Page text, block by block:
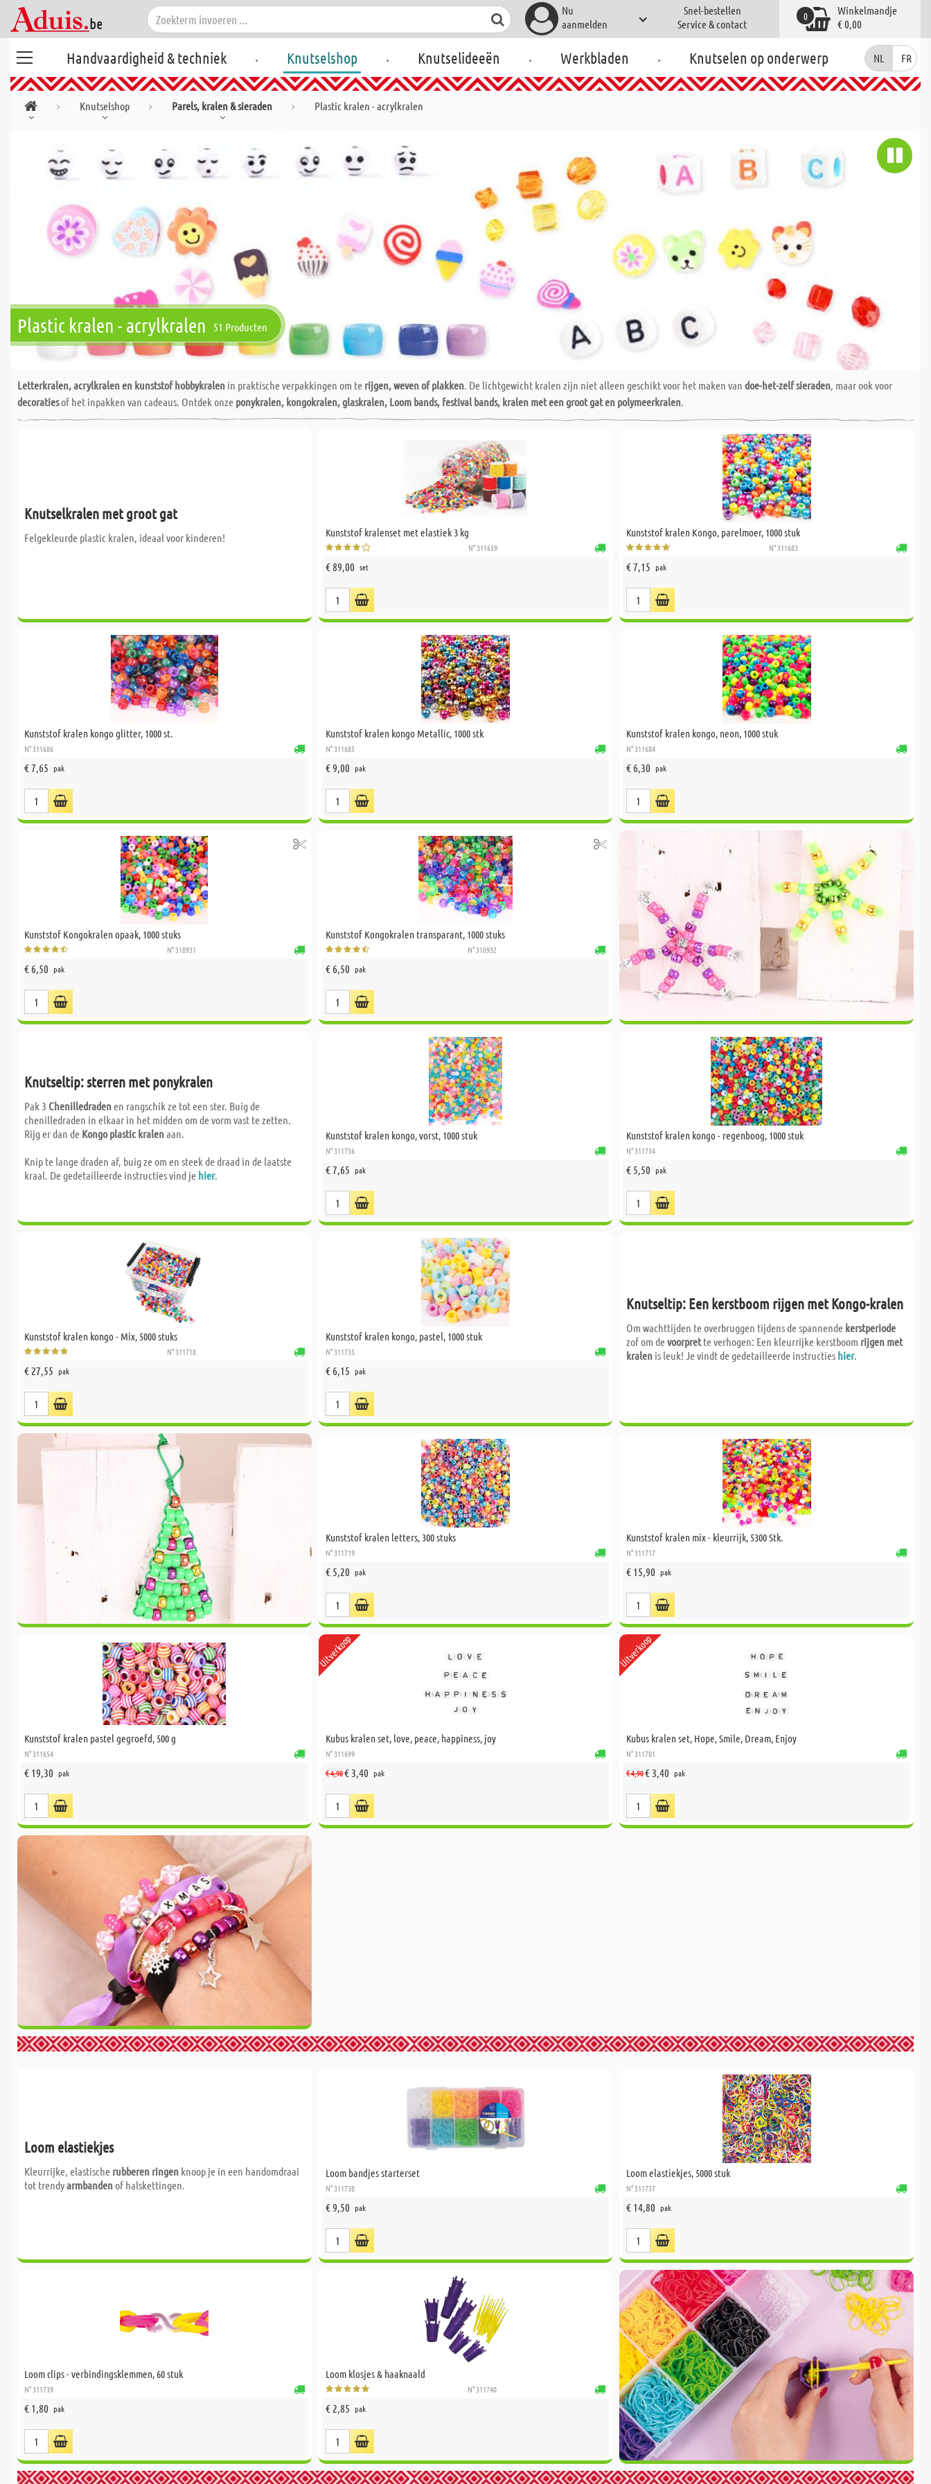
Nu
aanmelden
Snel-bestellen
Service & contact
Winkelmandje
€ 0,00
0
Handvaardigheid & techniek . Knutselshop . Knutselideeën . Werkbladen . Knutselen op onderwerp NL FR
Knutselshop Parels, kralen & sieraden Plastic kralen - acrylkralen
Plastic kralen - acrylkralen 51 Producten
Letterkralen, acrylkralen en kunststof hobbykralen in praktische verpakkingen om te rijgen, weven of plakken. De lichtgewicht kralen zijn niet alleen geschikt voor het maken van doe-het-zelf sieraden, maar ook voor
decoratiesof het inpakken van cadeaus. Ontdek onze ponykralen, kongokralen, glaskralen, Loom bands, festival bands, kralen met een groot gat en polymeerkralen.
Knutselkralen met groot gat
Felgekleurde plastic kralen, ideaal voor kinderen! Kunststof kralenset met elastiek 3 kg
N° 311659
€ 89,00 set
Kunststof kralen Kongo, parelmoer, 1000 stuk
N° 311683
€ 7,15 pak
Kunststof kralen kongo glitter, 1000 st.
N° 311686
€ 7,65 pak
Kunststof kralen kongo Metallic, 1000 stk
N° 311685
€ 9,00 pak
Kunststof kralen kongo, neon, 1000 stuk
N° 311684
€ 6,30 pak
Kunststof Kongokralen opaak, 1000 stuks
N° 310931
€ 6,50 pak
Kunststof Kongokralen transparant, 1000 stuks
N° 310932
€ 6,50 pak
Knutseltip: sterren met ponykralen
Pak 3 Chenilledradenen rangschik ze tot een ster. Buig de
chenilledraden in elkaar in het midden om de vorm vast te zetten.
Rijg er dan de Kongo plastic kralenaan.
Knip te lange draden af, buig ze om en steek de draad in de laatste
kraal. De gedetailleerde instructies vind je hier.
Kunststof kralen kongo, vorst, 1000 stuk
N° 311736
€ 7,65 pak
Kunststof kralen kongo - regenboog, 1000 stuk
N° 311734
€ 5,50 pak
Kunststof kralen kongo - Mix, 5000 stuks
N° 311718
€ 27,55 pak
Kunststof kralen kongo, pastel, 1000 stuk
N° 311735
€ 6,15 pak
Knutseltip: Een kerstboom rijgen met Kongo-kralen
Om wachttijden te overbruggen tijdens de spannende kerstperiode
zof om devoorprette verhogen: Een kleurrijke kerstboom rijgen met
kralen is leuk! Je vindt de gedetailleerde instructies hier.
Kunststof kralen letters, 300 stuks
N° 311719
€ 5,20 pak
Kunststof kralen mix - kleurrijk, 5300 Stk.
N° 311717
€ 15,90 pak
Kunststof kralen pastel gegroefd, 500 g
N° 311654
€ 19,30 pak
Kubus kralen set, love, peace, happiness, joy
N° 311699
€ 4,90€ 3,40 pak
Uitverkoop
Kubus kralen set, Hope, Smile, Dream, Enjoy
N° 311701
€ 4,90€ 3,40 pak
Uitverkoop
Loom elastiekjes
Kleurrijke, elastische rubberen ringen knoop je in een handomdraai
tot trendyarmbandenof halskettingen.
Loom bandjes starterset
N° 311738
€ 9,50 pak
Loom elastiekjes, 5000 stuk
N° 311737
€ 14,80 pak
Loom clips - verbindingsklemmen, 60 stuk
N° 311739
€ 1,80 pak
Loom klosjes & haaknaald
N° 311740
€ 2,85 pak